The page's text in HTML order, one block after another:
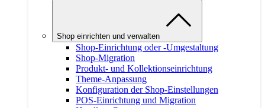
Shop einrichten und verwalten
Shop-Einrichtung oder -Umgestaltung
Shop-Migration
Produkt- und Kollektionseinrichtung
Theme-Anpassung
Konfiguration der Shop-Einstellungen
POS-Einrichtung und Migration